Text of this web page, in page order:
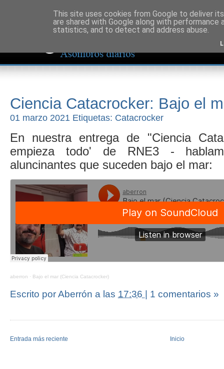
Ciencia Catacrocker: Bajo el
01 marzo 2021 Etiquetas: Catacrocker
En nuestra entrega de "Ciencia
empieza todo' de RNE3 -
aluncinantes que suceden bajo el mar:
aberron · Bajo el mar (Ciencia Catacrocker)
Escrito por Aberrón a las 17:36 | 1 comentarios »
Entrada más reciente Inicio
This site uses cookies from Google to deliver
are shared with Google along with
statistics, and to detect and address abuse.